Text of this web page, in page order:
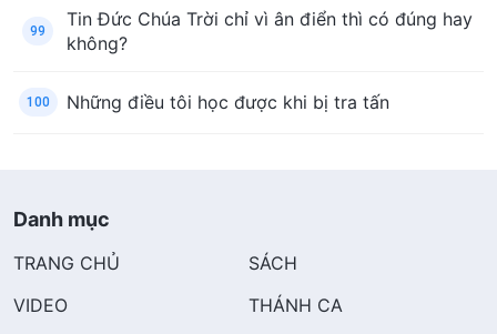
99
Tin Đức Chúa Trời chỉ vì ân điển thì có đúng hay
không?
100 Những điều tôi học được khi bị tra tấn
Danh mục
TRANG CHỦ
SÁCH
VIDEO
THÁNH CA